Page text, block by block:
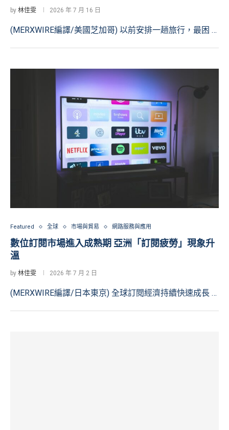
by 林佳雯 2026 年 7 月 16 日
(MERXWIRE編譯/美國芝加哥) 以前安排一趟旅行，最困 …
Featured 全球 市場與貿易 網路服務與應用
數位訂閱市場進入成熟期 亞洲「訂閱疲勞」現象升
溫
by 林佳雯 2026 年 7 月 2 日
(MERXWIRE編譯/日本東京) 全球訂閱經濟持續快速成長 …